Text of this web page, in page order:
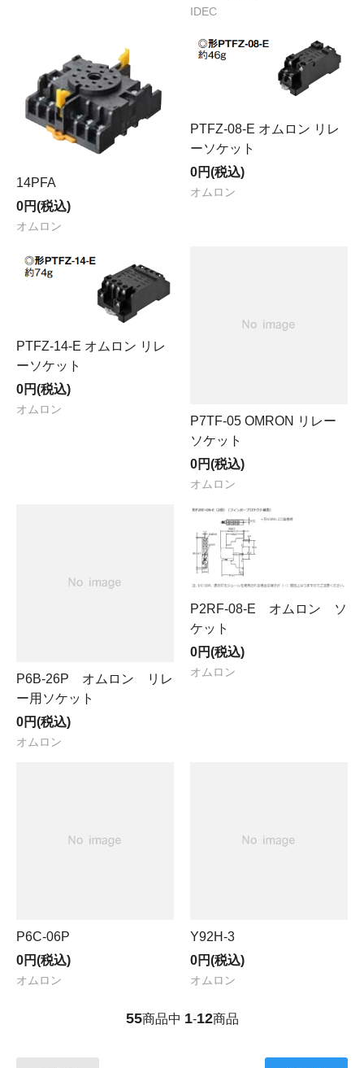
IDEC
14PFA
0円(税込)
オムロン
PTFZ-08-E オムロン リレ
ーソケット
0円(税込)
オムロン
PTFZ-14-E オムロン リレ
ーソケット
0円(税込)
オムロン
P7TF-05 OMRON リレー
ソケット
0円(税込)
オムロン
P6B-26P オムロン リレ
ー用ソケット
0円(税込)
オムロン
P2RF-08-E オムロン ソ
ケット
0円(税込)
オムロン
P6C-06P
0円(税込)
オムロン
Y92H-3
0円(税込)
オムロン
55商品中 1-12商品